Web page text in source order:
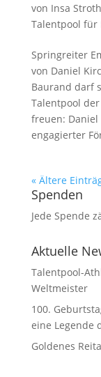
von Insa
Talentpool für
Springreiter
von Daniel
Baurand darf
Talentpool
freuen:
engagierter
« Ältere
Spenden
Jede Spende
Aktuelle
Talentpool-
Weltmeister
100.
eine Legende
Goldenes